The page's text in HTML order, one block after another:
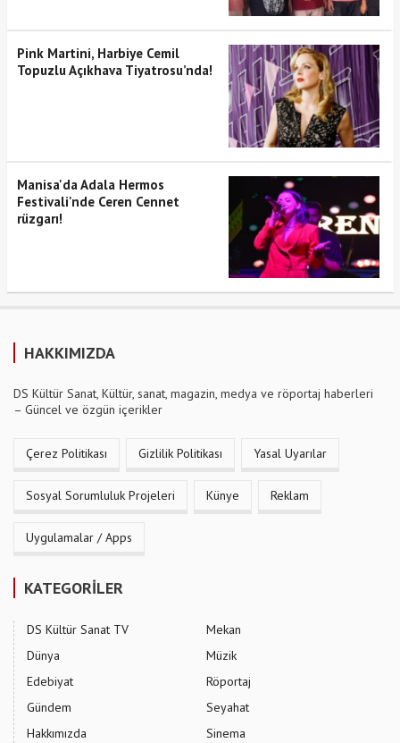
Pink Martini, Harbiye Cemil
Topuzlu Açıkhava Tiyatrosu’nda!
Manisa'da Adala Hermos
Festivali'nde Ceren Cennet
rüzgarı!
HAKKIMIZDA
DS Kültür Sanat, Kültür, sanat, magazin, medya ve röportaj haberleri
– Güncel ve özgün içerikler
Çerez Politikası Gizlilik Politikası Yasal Uyarılar
Sosyal Sorumluluk Projeleri Künye Reklam
Uygulamalar / Apps
KATEGORİLER
DS Kültür Sanat TV
Dünya
Edebiyat
Gündem
Hakkımızda
Mekan
Müzik
Röportaj
Seyahat
Sinema